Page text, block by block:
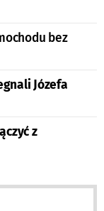
bez
Józefa
z